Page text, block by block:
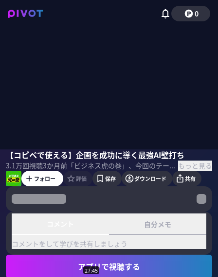
0
【コピペで使える】企画を成功に導く最強AI壁打ち
3.1万回視聴3か月前 「ビジネス虎の巻」、今回のテーマは「AIプロンプト」。BuySell Technologies執行役員・田中奏真氏が、AIを敵に回す 最強企画術を解説。 ＜ゲスト＞ 田中奏真｜BuySell Technologies執行役員 マーケティング統括本部統括本部長 2006年に神戸大学経営学部卒業後、エン・ジャパン（現エン）に入社。22年に執行役員に就任し、70名規模のマーケティング組織を牽引。25年よりBuySell Technologies執行役員。現在は、M&A（合併、買収）による複数ブランドの統合を推進し、グループ全体のマーケティングを統括。 ＜目次＞ もっと見る
林佑香里崎智也田中奏真
フォロー 評価 保存 ダウンロード 共有
自分メモ
コメントをして学びを共有しましょう
アプリで視聴する
27:45